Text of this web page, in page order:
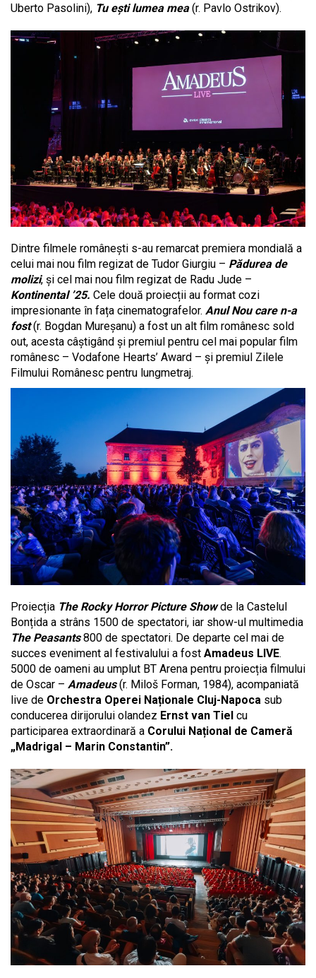
Uberto Pasolini), Tu ești lumea mea(r. Pavlo Ostrikov).
Dintre filmele românești s-au remarcat premiera mondială a
celui mai nou film regizat de Tudor Giurgiu – Pădurea de
molizi, și cel mai nou film regizat de Radu Jude –
Kontinental ’25. Cele două proiecții au format cozi
impresionante în fața cinematografelor. Anul Nou care n-a
fost(r. Bogdan Mureșanu) a fost un alt film românesc sold
out, acesta câștigând și premiul pentru cel mai popular film
românesc – Vodafone Hearts’ Award – și premiul Zilele
Filmului Românesc pentru lungmetraj.
Proiecția The Rocky Horror Picture Showde la Castelul
Bonțida a strâns 1500 de spectatori, iar show-ul multimedia
The Peasants800 de spectatori. De departe cel mai de
succes eveniment al festivalului a fost Amadeus LIVE.
5000 de oameni au umplut BT Arena pentru proiecția filmului
de Oscar – Amadeus(r. Miloš Forman, 1984), acompaniată
live de Orchestra Operei Naționale Cluj-Napoca sub
conducerea dirijorului olandez Ernst van Tiel cu
participarea extraordinară a Corului Național de Cameră
„Madrigal – Marin Constantin”.